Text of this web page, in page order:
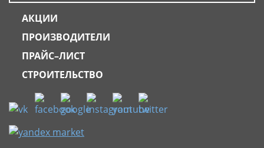
АКЦИИ
ПРОИЗВОДИТЕЛИ
ПРАЙС–ЛИСТ
СТРОИТЕЛЬСТВО